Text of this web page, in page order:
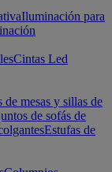
Iluminación para
Cintas Led
de mesas y sillas de
de sofás de
Estufas de